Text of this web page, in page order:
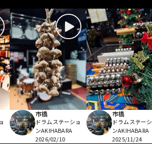
市橋
ドラムステーショ
ンAKIHABARA
2026/02/10
市橋
ドラムステー
ンAKIHABARA
2025/11/24